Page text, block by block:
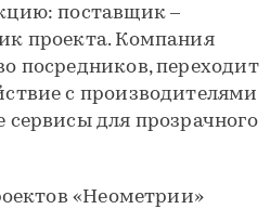
поставщик –
проекта. Компания
посредников, переходит
с производителями
для прозрачного
«Неометрии»